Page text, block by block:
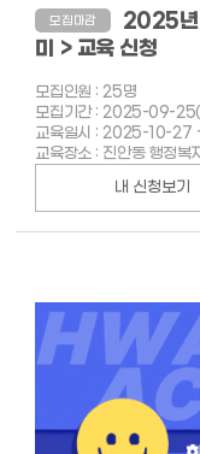
모집마감
2025년
미 > 교육 신청
모집인원 : 25명
모집기간 : 2025-09-
교육일시 : 2025-10-
교육장소 : 진안동 행정복
내 신청보기